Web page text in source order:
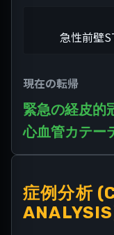
急性前壁
現在の転帰
緊急の経皮的
心血管カテー
症例分析